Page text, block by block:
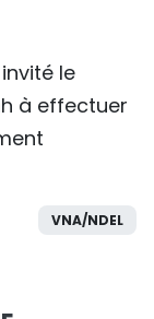
le
à effectuer
VNA/NDEL